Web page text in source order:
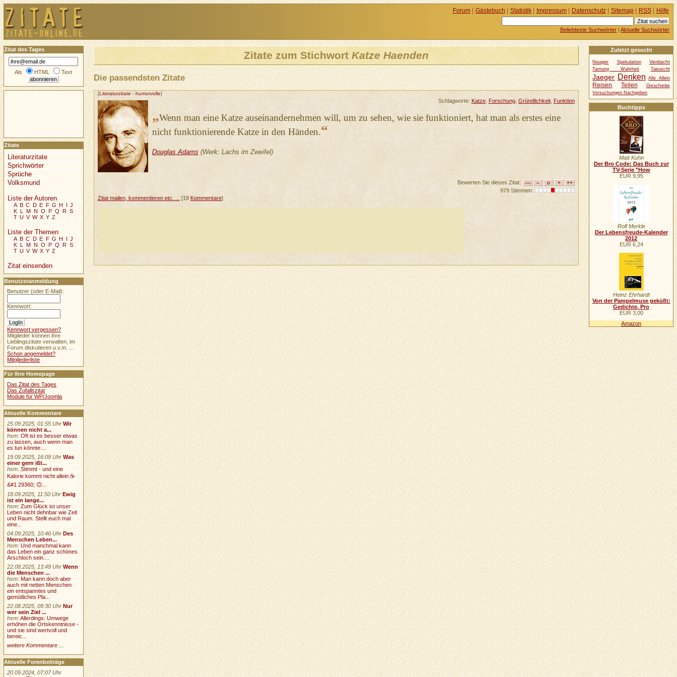
Zitate zum Stichwort Katze Haenden
Die passendsten Zitate
[Literaturzitate - humorvolle]
Schlagworte: Katze, Forschung, Gründlichkeit, Funktion
„Wenn man eine Katze auseinandernehmen will, um zu sehen, wie sie funktioniert, hat man als erstes eine
nicht funktionierende Katze in den Händen.“
Douglas Adams(Werk: Lachs im Zweifel)
Bewerten Sie dieses Zitat:
979 Stimmen:
Zitat mailen, kommentieren etc. ...
[18 Kommentare]
Zuletzt gesucht
Neugier Spekulation Verdacht
Tarnung Wahrheit Taeuscht
Jaeger Denken Alle Allein
Reisen Teilen Gescheite
Versuchungen Nachgeben
Buchtipps
Matt Kuhn
Der Bro Code: Das Buch zur
TV-Serie "How
EUR 9,95
Rolf Merkle
Der Lebensfreude-Kalender
2012
EUR 6,24
Heinz Ehrhardt
Von der Pampelmuse geküßt:
Gedichte, Pro
EUR 3,00
Amazon
Zitat des Tages
Als HTML Text
Zitate
Literaturzitate
Sprichwörter
Sprüche
Volksmund
Liste der Autoren
A B C D E F G H I J
K L M N O P Q R S
T U V W X Y Z
Liste der Themen
A B C D E F G H I J
K L M N O P Q R S
T U V W X Y Z
Zitat einsenden
Benutzeranmeldung
Benutzer (oder E-Mail):
Kennwort:
Kennwort vergessen?
Mitglieder können ihre
Lieblingszitate verwalten, im
Forum diskutieren u.v.m. ...
Schon angemeldet?
Mitgliederliste
Für Ihre Homepage
Das Zitat des Tages
Das Zufallszitat
Module für WP/Joomla
Aktuelle Kommentare
25.09.2025, 01:55 Uhr Wir
können nicht a...
hsm:Oft ist es besser etwas
zu lassen, auch wenn man
es tun könnte....
19.09.2025, 16:09 Uhr Was
einer gern ißt...
hsm:Stimmt - und eine
Kalorie kommt nicht allein.☕
&#1 29360; 🙃...
18.09.2025, 11:50 Uhr Ewig
ist ein lange...
hsm:Zum Glück ist unser
Leben nicht dehnbar wie Zeit
und Raum. Stellt euch mal
eine...
04.09.2025, 10:46 Uhr Des
Menschen Leben...
hsm:Und manchmal kann
das Leben ein ganz schönes
Arschloch sein....
22.08.2025, 13:49 Uhr Wenn
die Menschen ...
hsm:Man kann doch aber
auch mit netten Menschen
ein entspanntes und
gemütliches Pla...
22.08.2025, 09:30 Uhr Nur
wer sein Ziel ...
hsm:Allerdings: Umwege
erhöhen die Ortskenntnisse -
und sie sind wertvoll und
bereic...
weitere Kommentare ...
Aktuelle Forenbeiträge
20.09.2024, 07:07 Uhr
Forum| Gästebuch | Statistik| Impressum| Datenschutz| Sitemap| RSS| Hilfe
Beliebteste Suchwörter |Aktuelle Suchwörter